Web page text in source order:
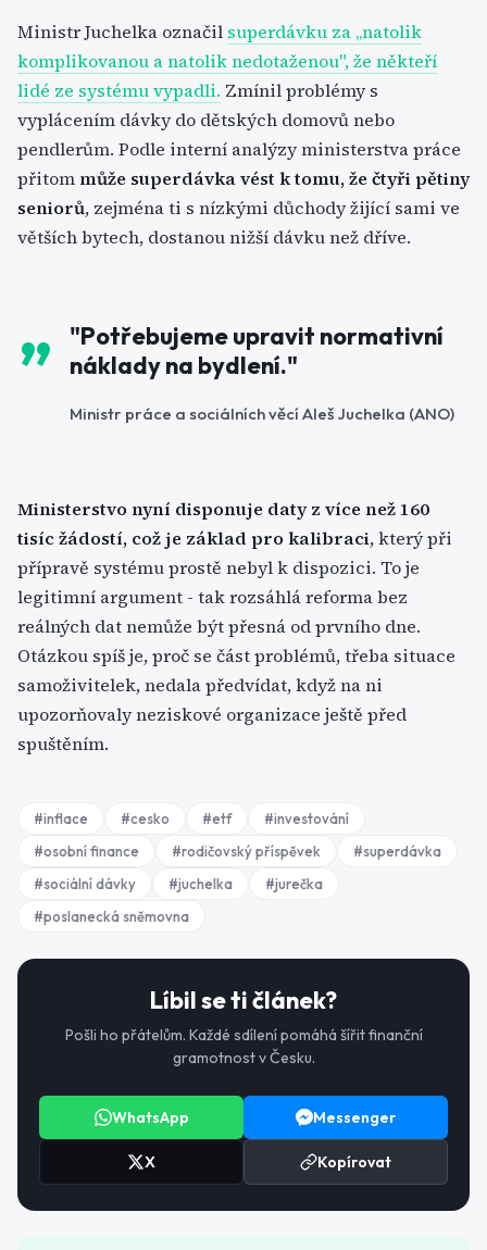
Ministr Juchelka označil superdávku za „natolik
komplikovanou a natolik nedotaženou", že někteří
lidé ze systému vypadli. Zmínil problémy s
vyplácením dávky do dětských domovů nebo
pendlerům. Podle interní analýzy ministerstva práce
přitommůže superdávka vést k tomu, že čtyři pětiny
seniorů, zejména ti s nízkými důchody žijící sami ve
větších bytech, dostanou nižší dávku než dříve.
"Potřebujeme upravit normativní
náklady na bydlení."
Ministr práce a sociálních věcí Aleš Juchelka (ANO)
Ministerstvo nyní disponuje daty z více než 160
tisíc žádostí, což je základ pro kalibraci, který při
přípravě systému prostě nebyl k dispozici. To je
legitimní argument - tak rozsáhlá reforma bez
reálných dat nemůže být přesná od prvního dne.
Otázkou spíš je, proč se část problémů, třeba situace
samoživitelek, nedala předvídat, když na ni
upozorňovaly neziskové organizace ještě před
spuštěním.
#inflace #cesko #etf #investování
#osobní finance #rodičovský příspěvek #superdávka
#sociální dávky #juchelka #jurečka
#poslanecká sněmovna
Líbil se ti článek?
Pošli ho přátelům. Každé sdílení pomáhá šířit finanční
gramotnost v Česku.
WhatsApp Messenger
X Kopírovat